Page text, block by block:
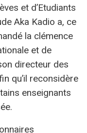
et d’Etudiants
Aka Kadio a, ce
la clémence
et de
directeur des
qu’il reconsidère
enseignants